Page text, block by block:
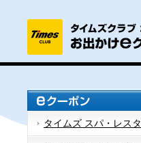
タイムズ スパ・レスタ